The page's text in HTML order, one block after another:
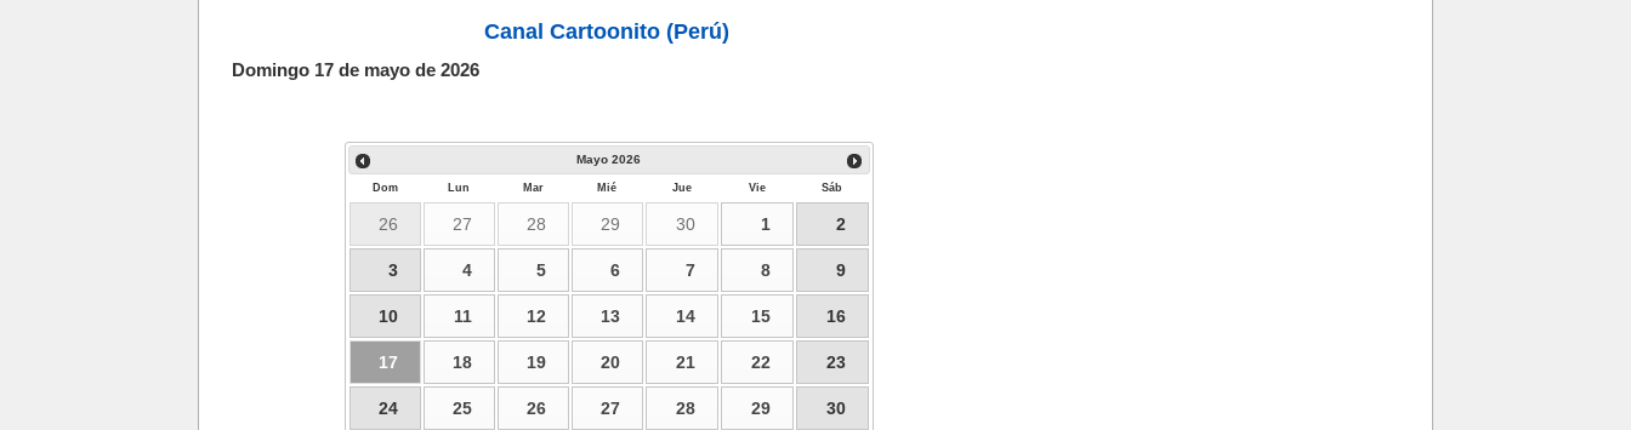
Canal Cartoonito (Perú)
Domingo 17 de mayo de 2026
Mayo 2026
Dom Lun Mar Mié Jue Vie Sáb
26 27 28 29 30 1 2
3 4 5 6 7 8 9
10 11 12 13 14 15 16
17 18 19 20 21 22 23
24 25 26 27 28 29 30